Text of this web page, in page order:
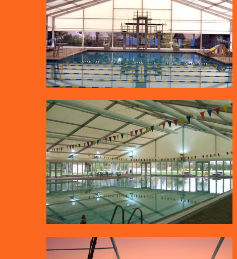
קירוי בריכה
קירוי בריכות שחייה בקאנטרי